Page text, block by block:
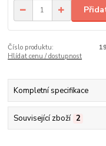
Číslo produktu:
Hlídat cenu / dostupnost
Kompletní specifikace
Související zboží 2